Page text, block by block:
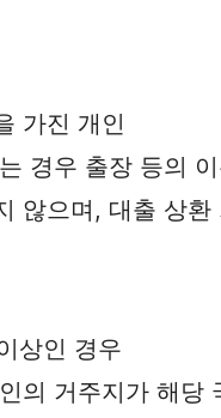
가진 개인
경우 출장 등의
않으며, 대출 상
상인 경우
의 거주지가 해당